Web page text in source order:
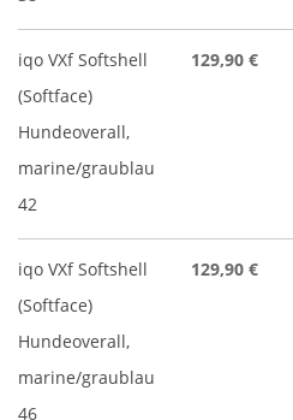
iqo VXf Softshell
(Softface)
Hundeoverall,
marine/graublau
42
129,90 €
iqo VXf Softshell
(Softface)
Hundeoverall,
marine/graublau
46
129,90 €